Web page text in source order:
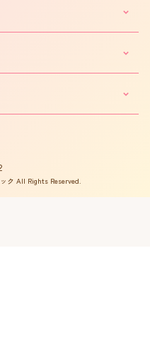
ク All Rights Reserved.